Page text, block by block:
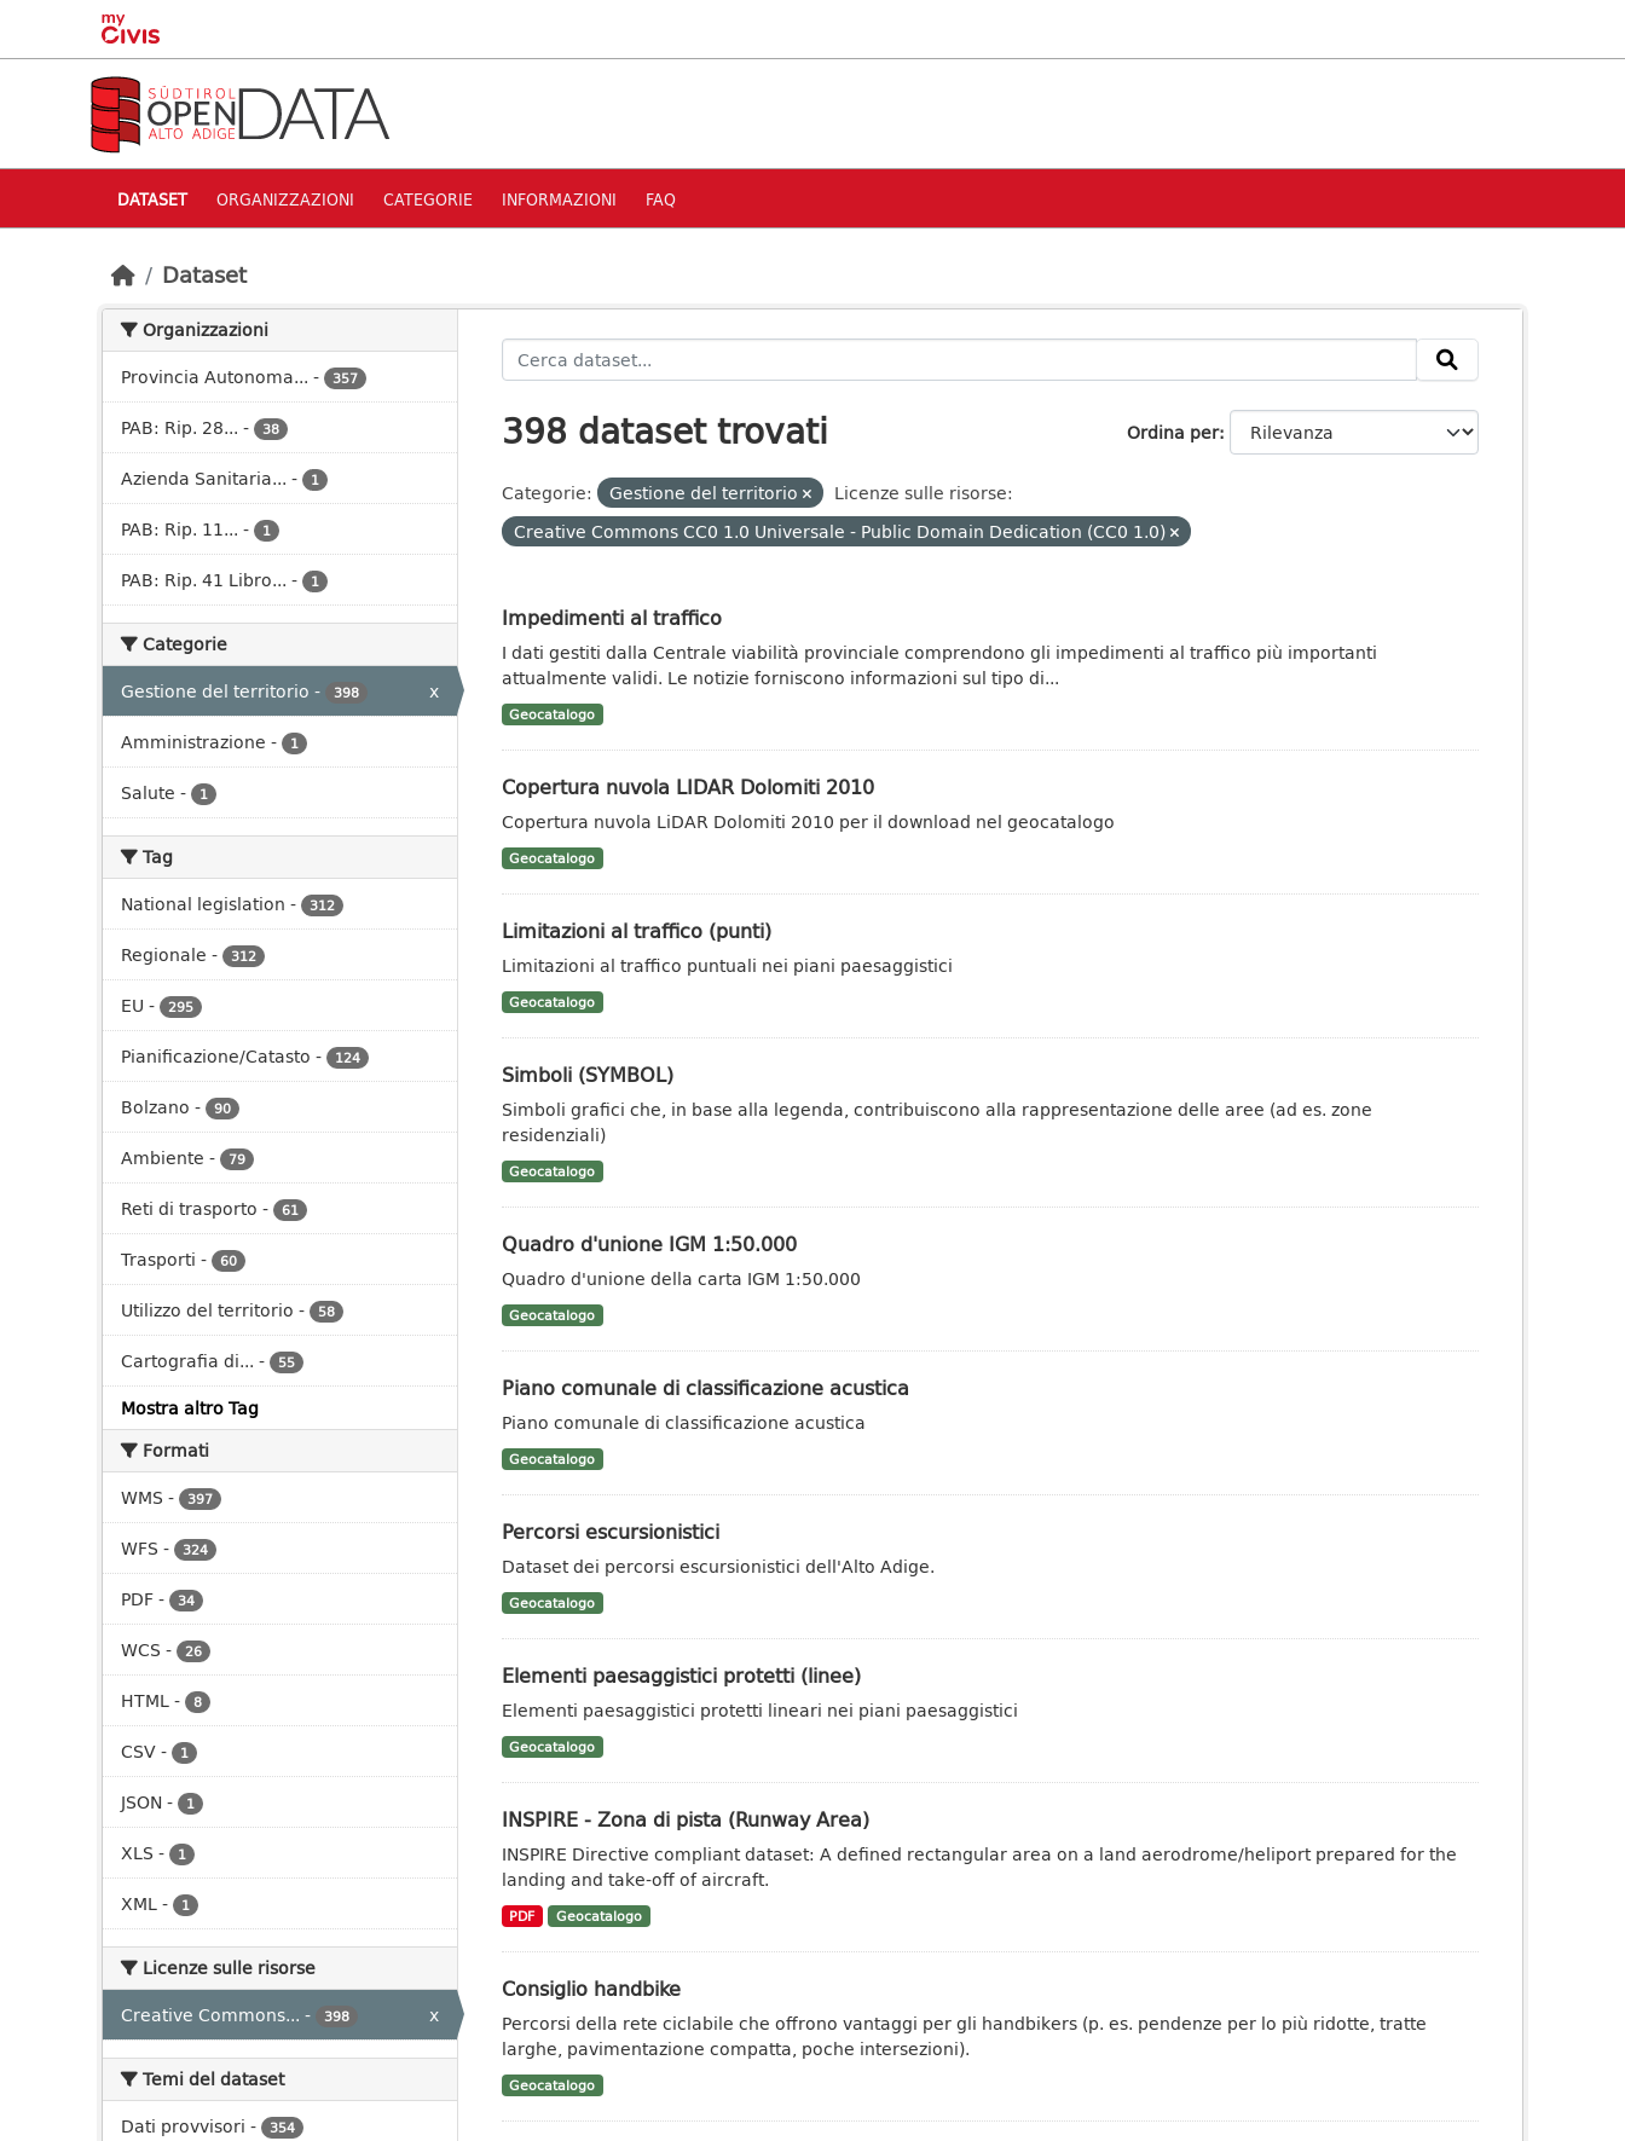
Skip to main content
DATASET ORGANIZZAZIONI CATEGORIE INFORMAZIONI FAQ
Dataset
Organizzazioni
Provincia Autonoma... - 357
PAB: Rip. 28... - 38
Azienda Sanitaria... - 1
PAB: Rip. 11... - 1
PAB: Rip. 41 Libro... - 1
Categorie
Gestione del territorio - 398
x
Amministrazione - 1
Salute - 1
Tag
National legislation - 312
Regionale - 312
EU - 295
Pianificazione/Catasto - 124
Bolzano - 90
Ambiente - 79
Reti di trasporto - 61
Trasporti - 60
Utilizzo del territorio - 58
Cartografia di... - 55
Mostra altro Tag
Formati
WMS - 397
WFS - 324
PDF- 34
WCS - 26
HTML- 8
CSV- 1
JSON - 1
XLS - 1
XML- 1
Licenze sulle risorse
Creative Commons... - 398 x
Temi del dataset
Dati provvisori - 354
Ordina per
398 dataset trovati
Categorie: Gestione del territorio
Licenze sulle risorse:
Creative Commons CC0 1.0 Universale - Public Domain Dedication (CC0 1.0)
Impedimenti al traffico
I dati gestiti dalla Centrale viabilità provinciale comprendono gli impedimenti al traffico più importanti
attualmente validi. Le notizie forniscono informazioni sul tipo di...
Geocatalogo
Copertura nuvola LIDAR Dolomiti 2010
Copertura nuvola LiDAR Dolomiti 2010 per il download nel geocatalogo
Geocatalogo
Limitazioni al traffico (punti)
Limitazioni al traffico puntuali nei piani paesaggistici
Geocatalogo
Simboli (SYMBOL)
Simboli grafici che, in base alla legenda, contribuiscono alla rappresentazione delle aree (ad es. zone
residenziali)
Geocatalogo
Quadro d'unione IGM 1:50.000
Quadro d'unione della carta IGM 1:50.000
Geocatalogo
Piano comunale di classificazione acustica
Piano comunale di classificazione acustica
Geocatalogo
Percorsi escursionistici
Dataset dei percorsi escursionistici dell'Alto Adige.
Geocatalogo
Elementi paesaggistici protetti (linee)
Elementi paesaggistici protetti lineari nei piani paesaggistici
Geocatalogo
INSPIRE - Zona di pista (Runway Area)
INSPIRE Directive compliant dataset: A defined rectangular area on a land aerodrome/heliport prepared for the
landing and take-off of aircraft.
PDF Geocatalogo
Consiglio handbike
Percorsi della rete ciclabile che offrono vantaggi per gli handbikers (p. es. pendenze per lo più ridotte, tratte
larghe, pavimentazione compatta, poche intersezioni).
Geocatalogo